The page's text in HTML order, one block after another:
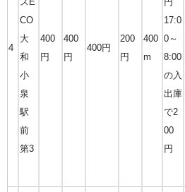
4
CO
大
和
小
泉
駅
前
第3
400
円
400
円
400円
200
円
400
m
17:0
0～
8:00
の入
出庫
で2
00
円